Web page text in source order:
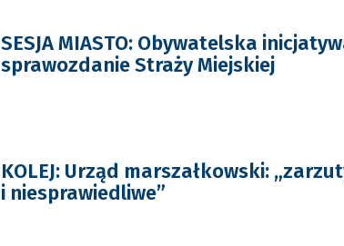
SESJA MIASTO: Obywatelska
sprawozdanie Straży Miejskiej
KOLEJ: Urząd marszałkowski:
i niesprawiedliwe”